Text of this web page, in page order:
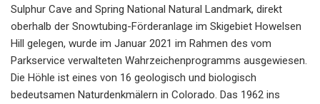
Sulphur Cave and Spring National Natural Landmark, direkt
oberhalb der Snowtubing-Förderanlage im Skigebiet Howelsen
Hill gelegen, wurde im Januar 2021 im Rahmen des vom
Parkservice verwalteten Wahrzeichenprogramms ausgewiesen.
Die Höhle ist eines von 16 geologisch und biologisch
bedeutsamen Naturdenkmälern in Colorado. Das 1962 ins